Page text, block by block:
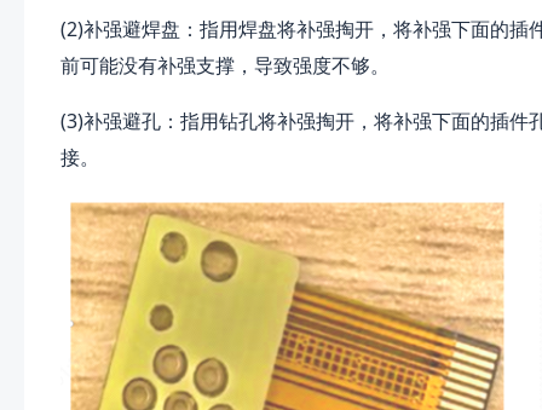
(2)补强避焊盘：指用焊盘将补强掏开，将补强下面的
前可能没有补强支撑，导致强度不够。
(3)补强避孔：指用钻孔将补强掏开，将补强下面的插
接。